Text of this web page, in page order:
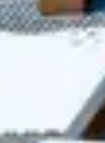
famille,